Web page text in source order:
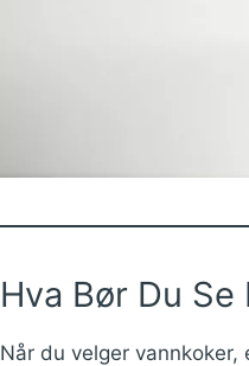
Hva Bør Du
Når du velger